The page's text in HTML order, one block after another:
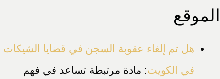
الموقع
هل تم إلغاء عقوبة السجن في قضايا الشيكات
في الكويت: مادة مرتبطة تساعد في فهم